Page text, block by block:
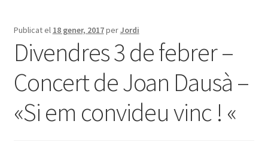
FES-TE SOCI
LLIBRE
INICIA SESSIÓ
Publicat el 18 gener, 2017perJordi
Divendres 3 de febrer –
Concert de Joan Dausà –
«Si em convideu vinc ! «